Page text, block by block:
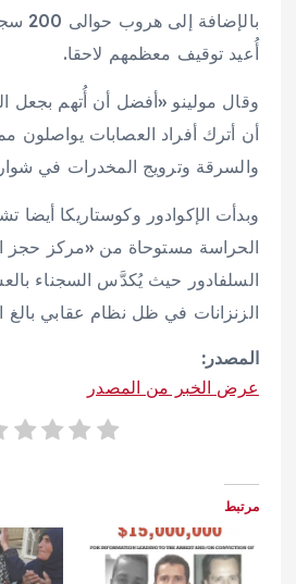
أُعيد توقيف معظمهم لاحقا.
وقال مولينو «أفضل أن أُتهم
أن أترك أفراد العصابات يواصلون
والسرقة وترويج المخدرات في
وبدأت الإكوادور وكوستاريكا أيضا
الحراسة مستوحاة من «مركز حجز
السلفادور حيث يُكدَّس السجناء
الزنزانات في ظل نظام عقابي بالغ
المصدر:
عرض الخبر من المصدر
مرتبط